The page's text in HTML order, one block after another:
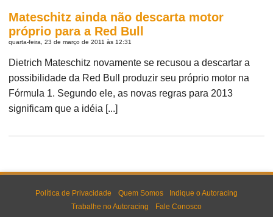
Mateschitz ainda não descarta motor
próprio para a Red Bull
quarta-feira, 23 de março de 2011 às 12:31
Dietrich Mateschitz novamente se recusou a descartar a
possibilidade da Red Bull produzir seu próprio motor na
Fórmula 1. Segundo ele, as novas regras para 2013
significam que a idéia [...]
Política de Privacidade Quem Somos
Indique o Autoracing
Trabalhe no Autoracing
Fale Conosco